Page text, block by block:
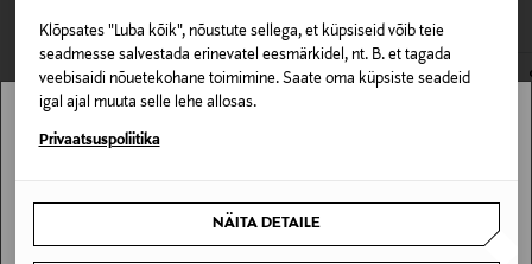
Klõpsates "Luba kõik", nõustute sellega, et küpsiseid võib teie
seadmesse salvestada erinevatel eesmärkidel, nt. B. et tagada
veebisaidi nõuetekohane toimimine. Saate oma küpsiste seadeid
igal ajal muuta selle lehe allosas.
Privaatsuspoliitika
NÄITA DETAILE
Värv
NOCOL
Tootjamaa
avamata originaalpakendis.
E-POE TAGASTUSED
Stockmann pole Sinu riigis saadaval.
SAAN ARU